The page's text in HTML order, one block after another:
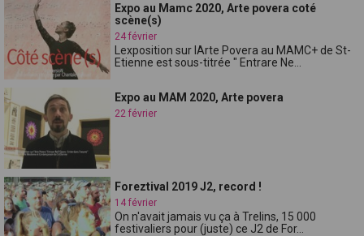
Expo au Mamc 2020, Arte povera coté
scène(s)
24 février
Lexposition sur lArte Povera au MAMC+ de St-
Etienne est sous-titrée " Entrare Ne...
Expo au MAM 2020, Arte povera
22 février
Foreztival 2019 J2, record !
14 février
On n'avait jamais vu ça à Trelins, 15 000
festivaliers pour (juste) ce J2 de For...